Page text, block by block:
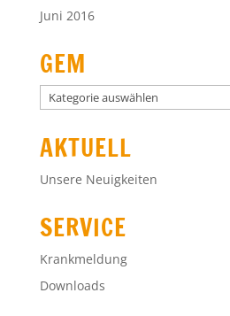
Juni 2016
GEM
GEM
AKTUELL
Unsere Neuigkeiten
SERVICE
Krankmeldung
Downloads